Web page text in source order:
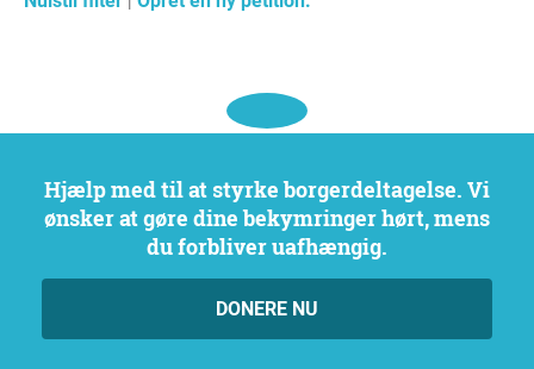
Hjælp med til at styrke borgerdeltagelse. Vi
ønsker at gøre dine bekymringer hørt, mens
du forbliver uafhængig.
DONERE NU